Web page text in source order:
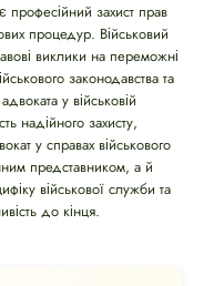
професійний захист прав
процедур. Військовий
виклики на переможні
законодавства та
у військовій
надійного захисту,
у справах військового
представником, а й
військової служби та
до кінця.